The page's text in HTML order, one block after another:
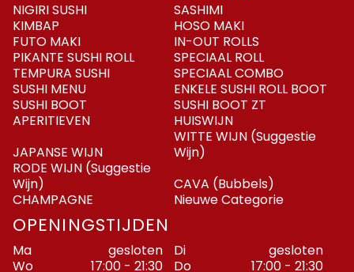
NIGIRI SUSHI
SASHIMI
KIMBAP
HOSO MAKI
FUTO MAKI
IN-OUT ROLLS
PIKANTE SUSHI ROLL
SPECIAAL ROLL
TEMPURA SUSHI
SPECIAAL COMBO
SUSHI MENU
ENKELE SUSHI ROLL BOOT
SUSHI BOOT
SUSHI BOOT ZT
APERITIEVEN
HUISWIJN
JAPANSE WIJN
WITTE WIJN (Suggestie
Wijn)
RODE WIJN (Suggestie
Wijn)
CAVA (Bubbels)
CHAMPAGNE
Nieuwe Categorie
OPENINGSTIJDEN
Ma gesloten Di
gesloten
Wo
17:00 - 21:30 Do 17:00 - 21:30